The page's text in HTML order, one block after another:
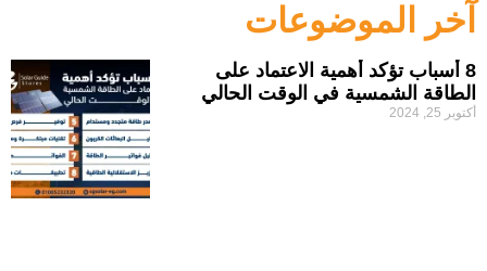
آخر الموضوعات
8 أسباب تؤكد أهمية الاعتماد على
الطاقة الشمسية في الوقت الحالي
أكتوبر 25, 2024